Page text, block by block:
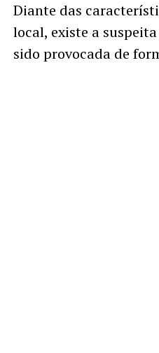
Diante das
local, existe a
sido provocada de